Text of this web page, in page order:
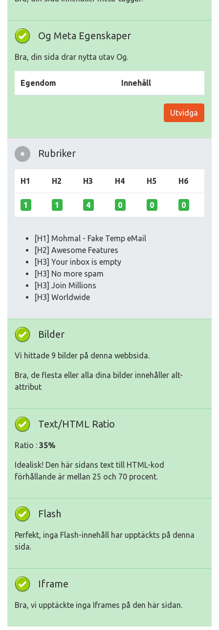
Og Meta Egenskaper
Bra, din sida drar nytta utav Og.
Egendom Innehåll
Utvidga
Rubriker
H1 H2 H3 H4 H5 H6
1 1 4 0 0 0
[H1] Mohmal - Fake Temp eMail
[H2] Awesome Features
[H3] Your inbox is empty
[H3] No more spam
[H3] Join Millions
[H3] Worldwide
Bilder
Vi hittade 9 bilder på denna webbsida.
Bra, de flesta eller alla dina bilder innehåller alt-
attribut
Text/HTML Ratio
Ratio : 35%
Idealisk! Den här sidans text till HTML-kod
förhållande är mellan 25 och 70 procent.
Flash
Perfekt, inga Flash-innehåll har upptäckts på denna
sida.
Iframe
Bra, vi upptäckte inga Iframes på den här sidan.